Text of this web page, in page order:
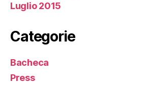
Luglio 2015
Categorie
Bacheca
Press